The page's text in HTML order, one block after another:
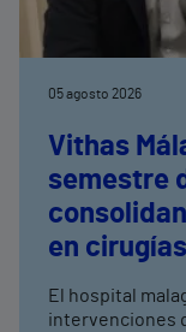
05 agosto 2026
Vithas
semestre
en
El hospital
intervenciones